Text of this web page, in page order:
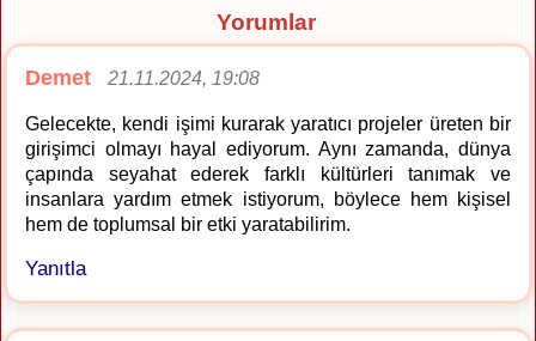
Yorumlar
Demet 21.11.2024, 19:08
Gelecekte, kendi işimi kurarak yaratıcı projeler üreten bir
girişimci olmayı hayal ediyorum. Aynı zamanda, dünya
çapında seyahat ederek farklı kültürleri tanımak ve
insanlara yardım etmek istiyorum, böylece hem kişisel
hem de toplumsal bir etki yaratabilirim.
Yanıtla